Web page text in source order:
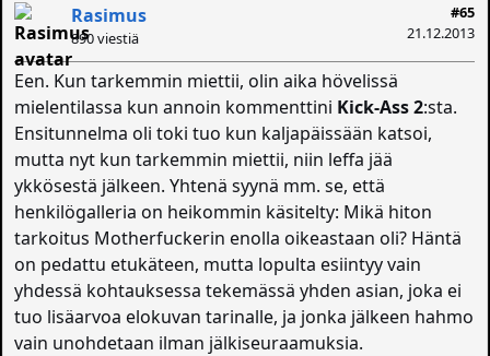
#65
21.12.2013
Rasimus
890 viestiä
Een. Kun tarkemmin miettii, olin aika hövelissä
mielentilassa kun annoin kommenttini Kick-Ass 2:sta.
Ensitunnelma oli toki tuo kun kaljapäissään katsoi,
mutta nyt kun tarkemmin miettii, niin leffa jää
ykkösestä jälkeen. Yhtenä syynä mm. se, että
henkilögalleria on heikommin käsitelty: Mikä hiton
tarkoitus Motherfuckerin enolla oikeastaan oli? Häntä
on pedattu etukäteen, mutta lopulta esiintyy vain
yhdessä kohtauksessa tekemässä yhden asian, joka ei
tuo lisäarvoa elokuvan tarinalle, ja jonka jälkeen hahmo
vain unohdetaan ilman jälkiseuraamuksia.